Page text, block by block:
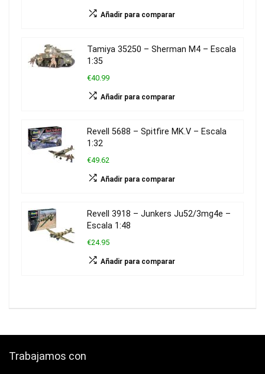
Añadir para comparar
Tamiya 35250 – Sherman M4 – Escala
1:35
€40.99
Añadir para comparar
Revell 5688 – Spitfire MK.V – Escala
1:32
€49.62
Añadir para comparar
Revell 3918 – Junkers Ju52/3mg4e –
Escala 1:48
€24.95
Añadir para comparar
Trabajamos con